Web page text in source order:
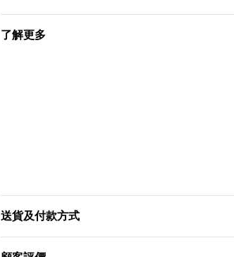
了解更多
送貨及付款方式